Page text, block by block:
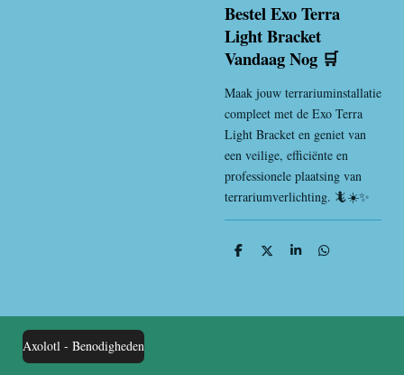
Bestel Exo Terra
Light Bracket
Vandaag Nog 🛒
Maak jouw terrariuminstallatie
compleet met de Exo Terra
Light Bracket en geniet van
een veilige, efficiënte en
professionele plaatsing van
terrariumverlichting. 🦎☀️✨
D
D
S
D
Axolotl - Benodigheden